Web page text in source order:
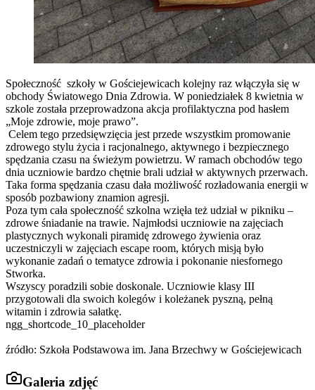
Społeczność szkoły w Gościejewicach kolejny raz włączyła się w
obchody Światowego Dnia Zdrowia. W poniedziałek 8 kwietnia w
szkole została przeprowadzona akcja profilaktyczna pod hasłem
„Moje zdrowie, moje prawo”.
Celem tego przedsięwzięcia jest przede wszystkim promowanie
zdrowego stylu życia i racjonalnego, aktywnego i bezpiecznego
spędzania czasu na świeżym powietrzu. W ramach obchodów tego
dnia uczniowie bardzo chętnie brali udział w aktywnych przerwach.
Taka forma spędzania czasu dała możliwość rozładowania energii w
sposób pozbawiony znamion agresji.
Poza tym cała społeczność szkolna wzięła też udział w pikniku –
zdrowe śniadanie na trawie. Najmłodsi uczniowie na zajęciach
plastycznych wykonali piramidę zdrowego żywienia oraz
uczestniczyli w zajęciach escape room, których misją było
wykonanie zadań o tematyce zdrowia i pokonanie niesfornego
Stworka.
Wszyscy poradzili sobie doskonale. Uczniowie klasy III
przygotowali dla swoich kolegów i koleżanek pyszną, pełną
witamin i zdrowia sałatkę.
ngg_shortcode_10_placeholder
źródło: Szkoła Podstawowa im. Jana Brzechwy w Gościejewicach
Galeria zdjęć